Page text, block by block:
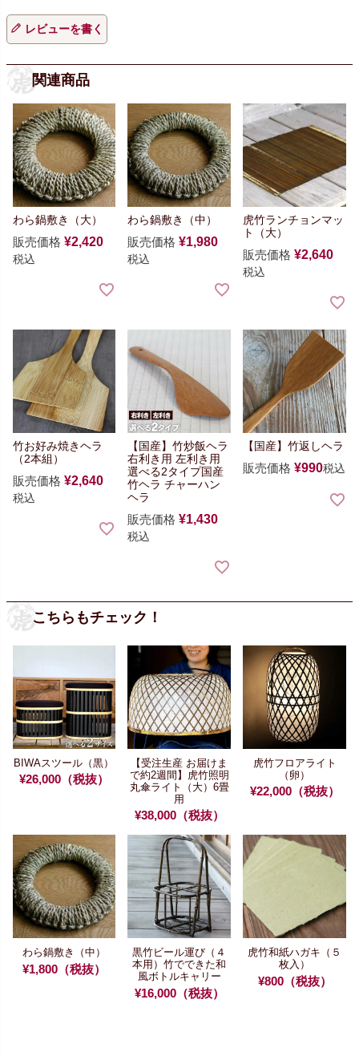
レビューを書く
関連商品
わら鍋敷き（大）
販売価格 ¥2,420
税込
わら鍋敷き（中）
販売価格 ¥1,980
税込
虎竹ランチョンマッ
ト（大）
販売価格 ¥2,640
税込
竹お好み焼きヘラ
（2本組）
販売価格 ¥2,640
税込
【国産】竹炒飯ヘラ
右利き用 左利き用
選べる2タイプ国産
竹ヘラ チャーハン
ヘラ
販売価格 ¥1,430
税込
【国産】竹返しヘラ
販売価格 ¥990税込
こちらもチェック！
BIWAスツール（黒）
¥26,000（税抜）
【受注生産 お届けま
で約2週間】
虎竹照明
丸傘ライト（大）6畳
用
¥38,000（税抜）
虎竹フロアライト
（卵）
¥22,000（税抜）
わら鍋敷き（中）
¥1,800（税抜）
黒竹ビール運び（４
本用）竹でできた和
風ボトルキャリー
¥16,000（税抜）
虎竹和紙ハガキ（５
枚入）
¥800（税抜）